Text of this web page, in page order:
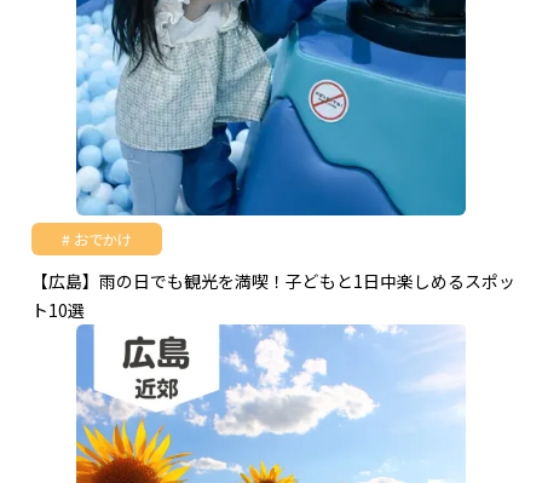
おでかけ
【広島】雨の日でも観光を満喫！子どもと1日中楽しめるスポッ
ト10選